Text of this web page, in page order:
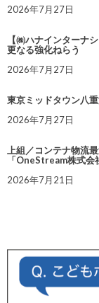
2026年7月27日
【㈱ハナインターナ
更なる強化ねらう
2026年7月27日
東京ミッドタウン八
2026年7月27日
上組／コンテナ物流
「OneStream株式会
2026年7月21日